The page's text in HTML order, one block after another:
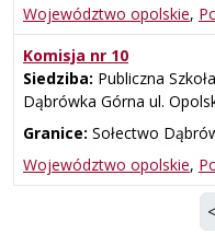
Województwo opolskie,
Komisja nr 10
Siedziba: Publiczna
Dąbrówka Górna ul.
Granice: Sołectwo
Województwo opolskie,
<